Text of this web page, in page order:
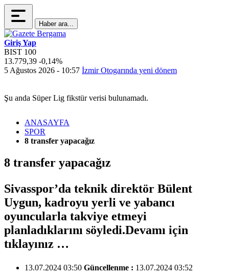
Haber ara...
Giriş Yap
BIST 100
13.779,39 -0,14%
5 Ağustos 2026 - 10:57 İzmir Otogarında yeni dönem
Şu anda Süper Lig fikstür verisi bulunamadı.
ANASAYFA
SPOR
8 transfer yapacağız
8 transfer yapacağız
Sivasspor’da teknik direktör Bülent
Uygun, kadroyu yerli ve yabancı
oyuncularla takviye etmeyi
planladıklarını söyledi.Devamı için
tıklayınız …
13.07.2024 03:50 Güncellenme : 13.07.2024 03:52